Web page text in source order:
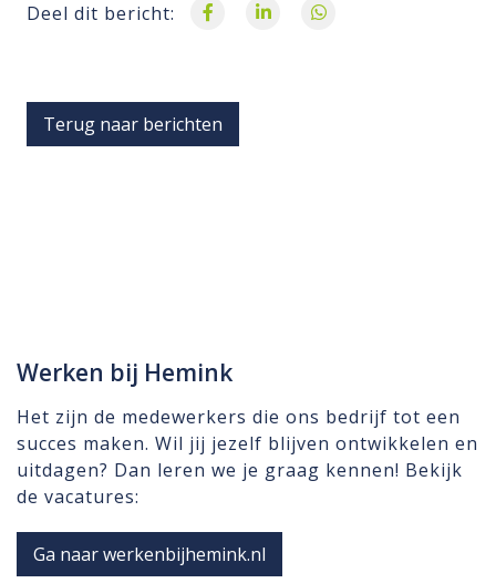
Deel dit bericht:
Terug naar berichten
Werken bij Hemink
Het zijn de medewerkers die ons bedrijf tot een
succes maken. Wil jij jezelf blijven ontwikkelen en
uitdagen? Dan leren we je graag kennen! Bekijk
de vacatures:
Ga naar werkenbijhemink.nl